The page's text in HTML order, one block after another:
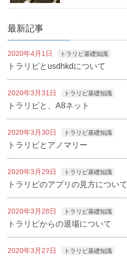
最新記事
2020年4月1日 トラリピ基礎知識
トラリピとusdhkdについて
2020年3月31日 トラリピ基礎知識
トラリピと、A8ネット
2020年3月30日 トラリピ基礎知識
トラリピとアノマリー
2020年3月29日 トラリピ基礎知識
トラリピのアプリの見方について
2020年3月28日 トラリピ基礎知識
トラリピからの退場について
2020年3月27日 トラリピ基礎知識